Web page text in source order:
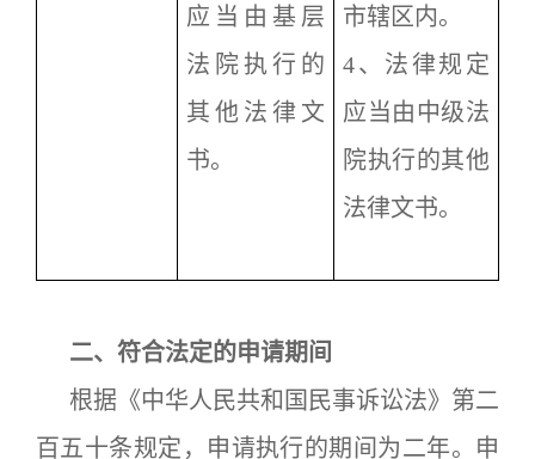
应当由基层
法院执行的
其他法律文
书。
市辖区内。
4、法律规定
应当由中级法
院执行的其他
法律文书。
二、符合法定的申请期间
根据《中华人民共和国民事诉讼法》第二
百五十条规定，申请执行的期间为二年。申